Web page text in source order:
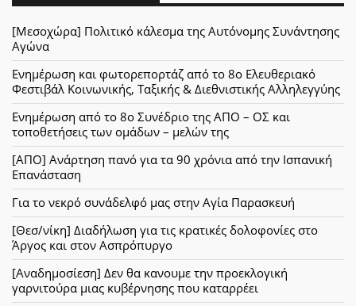
[Μεσοχώρα] Πολιτικό κάλεσμα της Αυτόνομης Συνάντησης
Αγώνα
Ενημέρωση και φωτορεπορτάζ από το 8ο Ελευθεριακό
Φεστιβάλ Κοινωνικής, Ταξικής & Διεθνιστικής Αλληλεγγύης
Ενημέρωση από το 8ο Συνέδριο της ΑΠΟ – ΟΣ και
τοποθετήσεις των ομάδων – μελών της
[ΑΠΟ] Ανάρτηση πανό για τα 90 χρόνια από την Ισπανική
Επανάσταση
Για το νεκρό συνάδελφό μας στην Αγία Παρασκευή
[Θεσ/νίκη] Διαδήλωση για τις κρατικές δολοφονίες στο
Άργος και στον Ασπρόπυργο
[Αναδημοσίεση] Δεν θα κανουμε την προεκλογική
γαρνιτούρα μιας κυβέρνησης που καταρρέει